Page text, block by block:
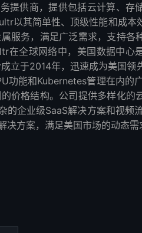
提供商，提供包括云计算、存
以其简单性、顶级性能和成本
服务，满足广泛需求，支持各
在全球网络中，美国数据中心
立于2014年，迅速成为美国领
功能和Kubernetes管理在内的
价格结构。公司提供多样化的
的企业级SaaS解决方案和视频
方案，满足美国市场的动态需